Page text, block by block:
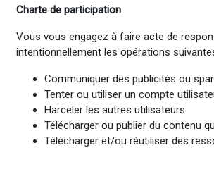
Charte de participation
Vous vous engagez à faire acte de
intentionnellement les opérations
Communiquer des publicités ou
Tenter ou utiliser un compte
Harceler les autres utilisateurs
Télécharger ou publier du contenu
Télécharger et/ou réutiliser des